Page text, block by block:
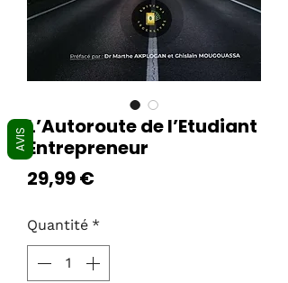
L’Autoroute de l’Etudiant
Entrepreneur
29,99 €Prix
Quantité *
AVIS